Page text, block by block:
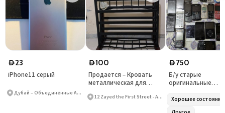
D23
iPhone11 серый
Дубай – Объединённые Арабские Эмираты
D100
Продается – Кровать
металлическая для
состоянии 🏠
12 Zayed the First Street - Al Danah - Zone 1
D750
Б/у старые
оригинальные
Хорошее состояние